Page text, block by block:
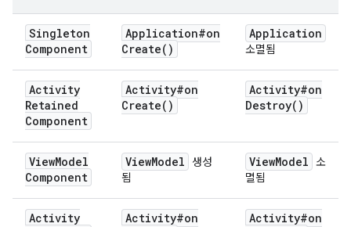
Singleton
Component
Application#on
Create( )
Application
소멸됨
Activity
Retained
Component
Activity#on
Create( )
Activity#on
Destroy( )
ViewModel
Component
ViewModel
생성
됨
ViewModel 소
멸됨
Activity
Activity#on
Activity#on